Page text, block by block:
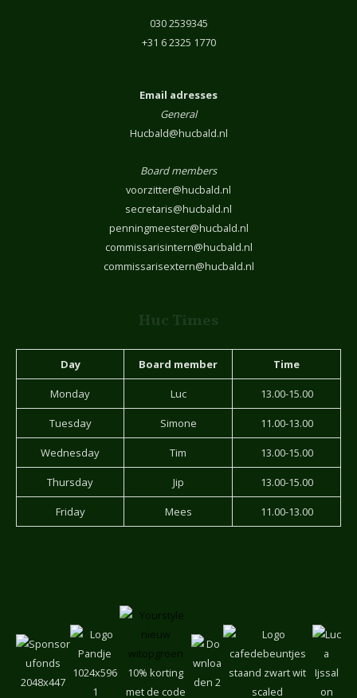
030 2539345
+31 6 2325 1770
Email adresses
General
Hucbald@hucbald.nl
Board members
voorzitter@hucbald.nl
secretaris@hucbald.nl
penningmeester@hucbald.nl
commissarisintern@hucbald.nl
commissarisextern@hucbald.nl
Huc Times
Day Board member Time
Monday Luc 13.00-15.00
Tuesday Simone 11.00-13.00
Wednesday Tim 13.00-15.00
Thursday Jip 13.00-15.00
Friday Mees 11.00-13.00
10% korting
met de code